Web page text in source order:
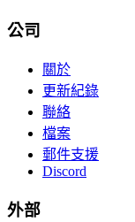
公司
關於
更新紀錄
聯絡
檔案
郵件支援
Discord
外部